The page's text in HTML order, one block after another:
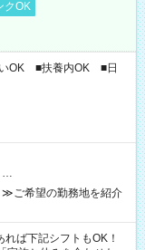
クOK
OK ■扶養内OK ■日
…
ご希望の勤務地を紹介